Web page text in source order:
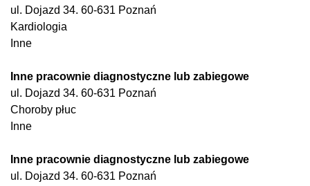
ul. Dojazd 34. 60-631 Poznań
Kardiologia
Inne
Inne pracownie diagnostyczne lub zabiegowe
ul. Dojazd 34. 60-631 Poznań
Choroby płuc
Inne
Inne pracownie diagnostyczne lub zabiegowe
ul. Dojazd 34. 60-631 Poznań